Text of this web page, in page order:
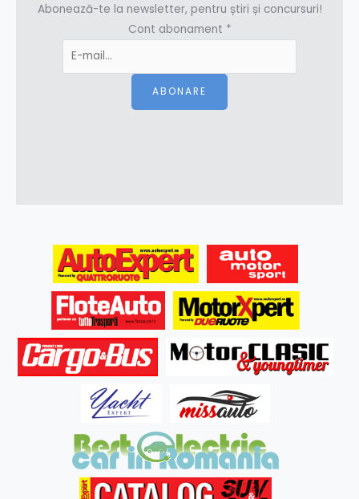
Abonează-te la newsletter, pentru știri și concursuri!
Cont abonament *
ABONARE